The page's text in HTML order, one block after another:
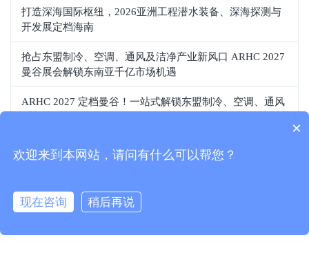
打造深海国际枢纽，2026亚洲工程潜水装备、深海探测与
开发展定档海南
抢占东盟制冷、空调、通风及洁净产业新风口 ARHC 2027
曼谷展会解锁东南亚千亿市场机遇
ARHC 2027 定档曼谷！一站式解锁东盟制冷、空调、通风
光伏行业，大消息！统一成本核算规范引导行业良性发展
第18届广州光储博览会9月重磅亮相全产业链前沿成果
沙海筑就“光伏长城”赋能绿色发展 第18届广州光储博览会
9月盛大启幕
×
欢迎来到本网站，请问有什么可以帮您？
现在咨询 稍后再说